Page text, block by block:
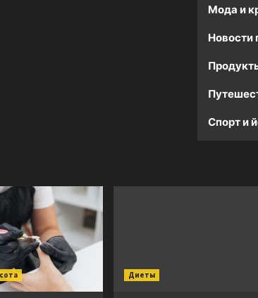
Мода и
Новости
Спорт и
Диеты